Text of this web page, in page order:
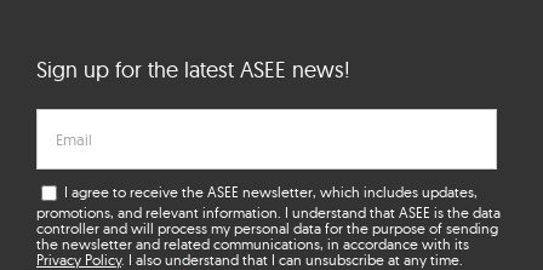
Sign up for the latest ASEE news!
I agree to receive the ASEE newsletter, which includes updates,
promotions, and relevant information. I understand that ASEE is the data
controller and will process my personal data for the purpose of sending
the newsletter and related communications, in accordance with its
Privacy Policy. I also understand that I can unsubscribe at any time.